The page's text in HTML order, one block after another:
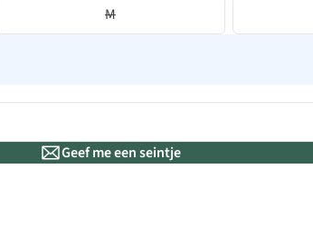
M
Geef me een seintje